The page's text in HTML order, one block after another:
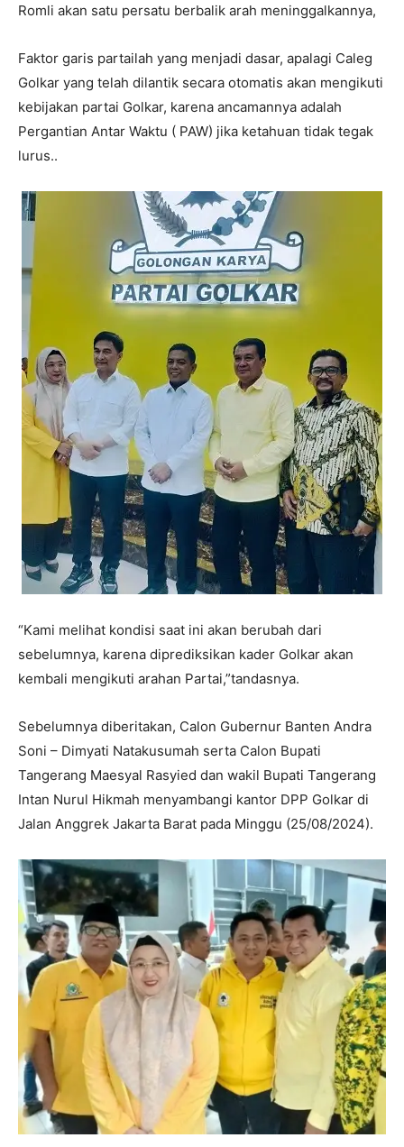
Romli akan satu persatu berbalik arah meninggalkannya,
Faktor garis partailah yang menjadi dasar, apalagi Caleg
Golkar yang telah dilantik secara otomatis akan mengikuti
kebijakan partai Golkar, karena ancamannya adalah
Pergantian Antar Waktu ( PAW) jika ketahuan tidak tegak
lurus..
“Kami melihat kondisi saat ini akan berubah dari
sebelumnya, karena diprediksikan kader Golkar akan
kembali mengikuti arahan Partai,”tandasnya.
Sebelumnya diberitakan, Calon Gubernur Banten Andra
Soni – Dimyati Natakusumah serta Calon Bupati
Tangerang Maesyal Rasyied dan wakil Bupati Tangerang
Intan Nurul Hikmah menyambangi kantor DPP Golkar di
Jalan Anggrek Jakarta Barat pada Minggu (25/08/2024).